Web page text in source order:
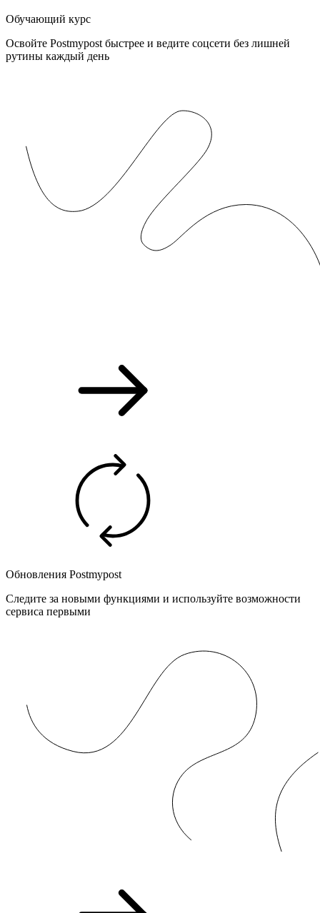
Обучающий курс
Освойте Postmypost быстрее и ведите соцсети без лишней
рутины каждый день
Обновления Postmypost
Следите за новыми функциями и используйте возможности
сервиса первыми